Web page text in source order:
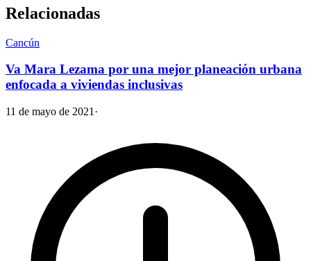
Relacionadas
Cancún
Va Mara Lezama por una mejor planeación urbana
enfocada a viviendas inclusivas
11 de mayo de 2021 ·